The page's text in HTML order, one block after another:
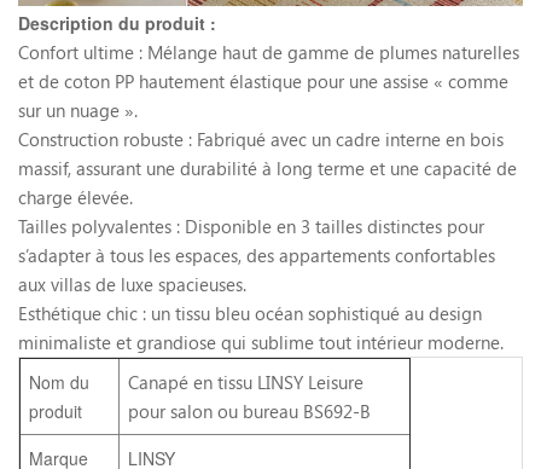
Description du produit :
Confort ultime : Mélange haut de gamme de plumes naturelles
et de coton PP hautement élastique pour une assise « comme
sur un nuage ».
Construction robuste : Fabriqué avec un cadre interne en bois
massif, assurant une durabilité à long terme et une capacité de
charge élevée.
Tailles polyvalentes : Disponible en 3 tailles distinctes pour
s’adapter à tous les espaces, des appartements confortables
aux villas de luxe spacieuses.
Esthétique chic : un tissu bleu océan sophistiqué au design
minimaliste et grandiose qui sublime tout intérieur moderne.
Nom du
produit
Canapé en tissu LINSY Leisure
pour salon ou bureau BS692-B
Marque
LINSY